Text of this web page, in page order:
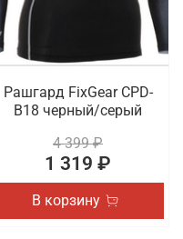
Рашгард FixGear CPD-
B18 черный/серый
4 399 ₽
1 319 ₽
В корзину